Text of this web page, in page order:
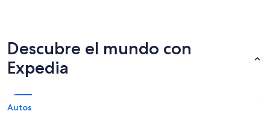
Descubre el mundo con
Expedia
Autos